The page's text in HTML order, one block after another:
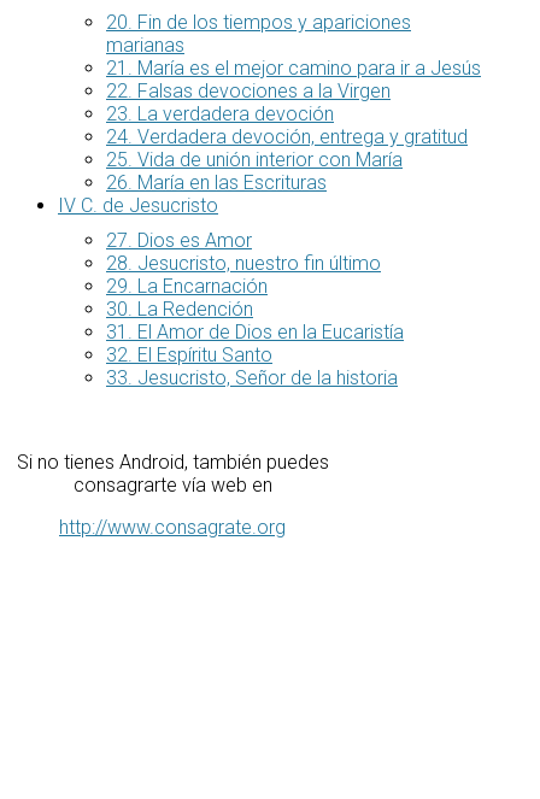
20. Fin de los tiempos y apariciones
marianas
21. María es el mejor camino para ir a Jesús
22. Falsas devociones a la Virgen
23. La verdadera devoción
24. Verdadera devoción, entrega y gratitud
25. Vida de unión interior con María
26. María en las Escrituras
IV C. de Jesucristo
27. Dios es Amor
28. Jesucristo, nuestro fin último
29. La Encarnación
30. La Redención
31. El Amor de Dios en la Eucaristía
32. El Espíritu Santo
33. Jesucristo, Señor de la historia
Si no tienes Android, también puedes
consagrarte vía web en
http://www.consagrate.org